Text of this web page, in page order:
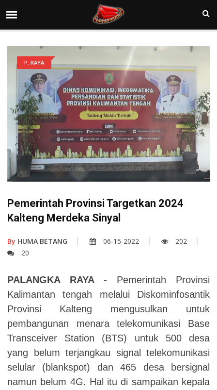
P. RAYA
Pemerintah Provinsi Targetkan 2024
Kalteng Merdeka Sinyal
By HUMA BETANG 06-15-2022
202
20
PALANGKA RAYA
- Pemerintah Provinsi
Kalimantan tengah melalui Diskominfosantik
Provinsi Kalteng mengusulkan untuk
pembangunan menara telekomunikasi Base
Transceiver Station (BTS) untuk 500 desa
yang belum terjangkau signal telekomunikasi
selular (blankspot) dan 465 desa bersignal
namun belum 4G. Hal itu di sampaikan kepala